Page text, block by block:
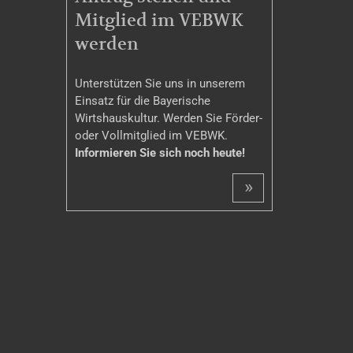
Mitglied im VEBWK
werden
Unterstützen Sie uns in unserem
Einsatz für die Bayerische
Wirtshauskultur. Werden Sie Förder-
oder Vollmitglied im VEBWK.
Informieren Sie sich noch heute!
»